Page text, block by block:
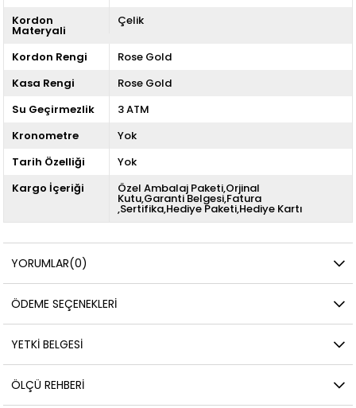
Kordon
Materyali
Çelik
Kordon Rengi
Rose Gold
Kasa Rengi
Rose Gold
Su Geçirmezlik
3 ATM
Kronometre
Yok
Tarih Özelliği
Yok
Kargo İçeriği
Özel Ambalaj Paketi,Orjinal
Kutu,Garanti Belgesi,Fatura
,Sertifika,Hediye Paketi,Hediye Kartı
YORUMLAR(0)
ÖDEME SEÇENEKLERI
YETKİ BELGESİ
ÖLÇÜ REHBERI